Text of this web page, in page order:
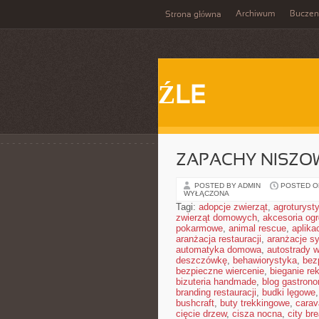
Strona główna Archiwum
ŹLE
ZAPACHY
POSTED BY ADMIN POSTED
WYŁĄCZONA
Tagi: adopcje zwierząt,
zwierząt domowych, akcesoria
pokarmowe, animal rescue,
aranżacja restauracji, aranżacje
automatyka domowa, autostrady
deszczówkę, behawiorystyka,
bezpieczne wiercenie, bieganie
bizuteria handmade, blog
branding restauracji, budki lęgowe,
bushcraft, buty trekkingowe,
cięcie drzew, cisza nocna, city